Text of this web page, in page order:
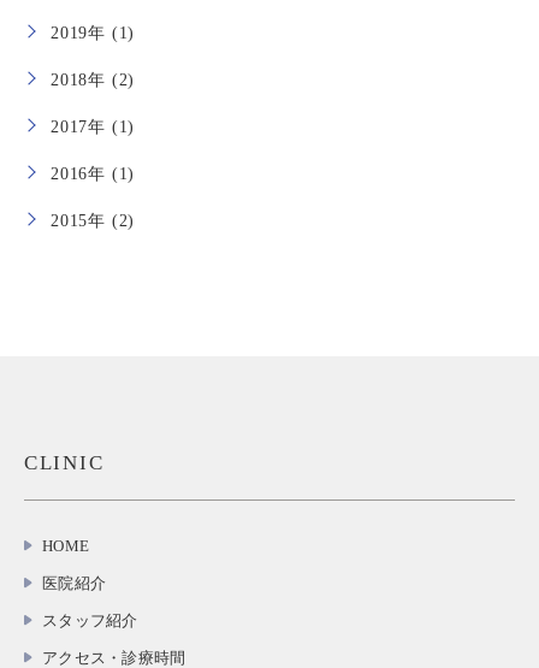
2019年 (1)
2018年 (2)
2017年 (1)
2016年 (1)
2015年 (2)
CLINIC
HOME
医院紹介
スタッフ紹介
アクセス・診療時間